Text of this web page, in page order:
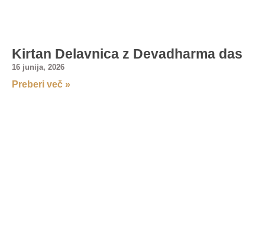
Kirtan Delavnica z Devadharma das
16 junija, 2026
Preberi več »